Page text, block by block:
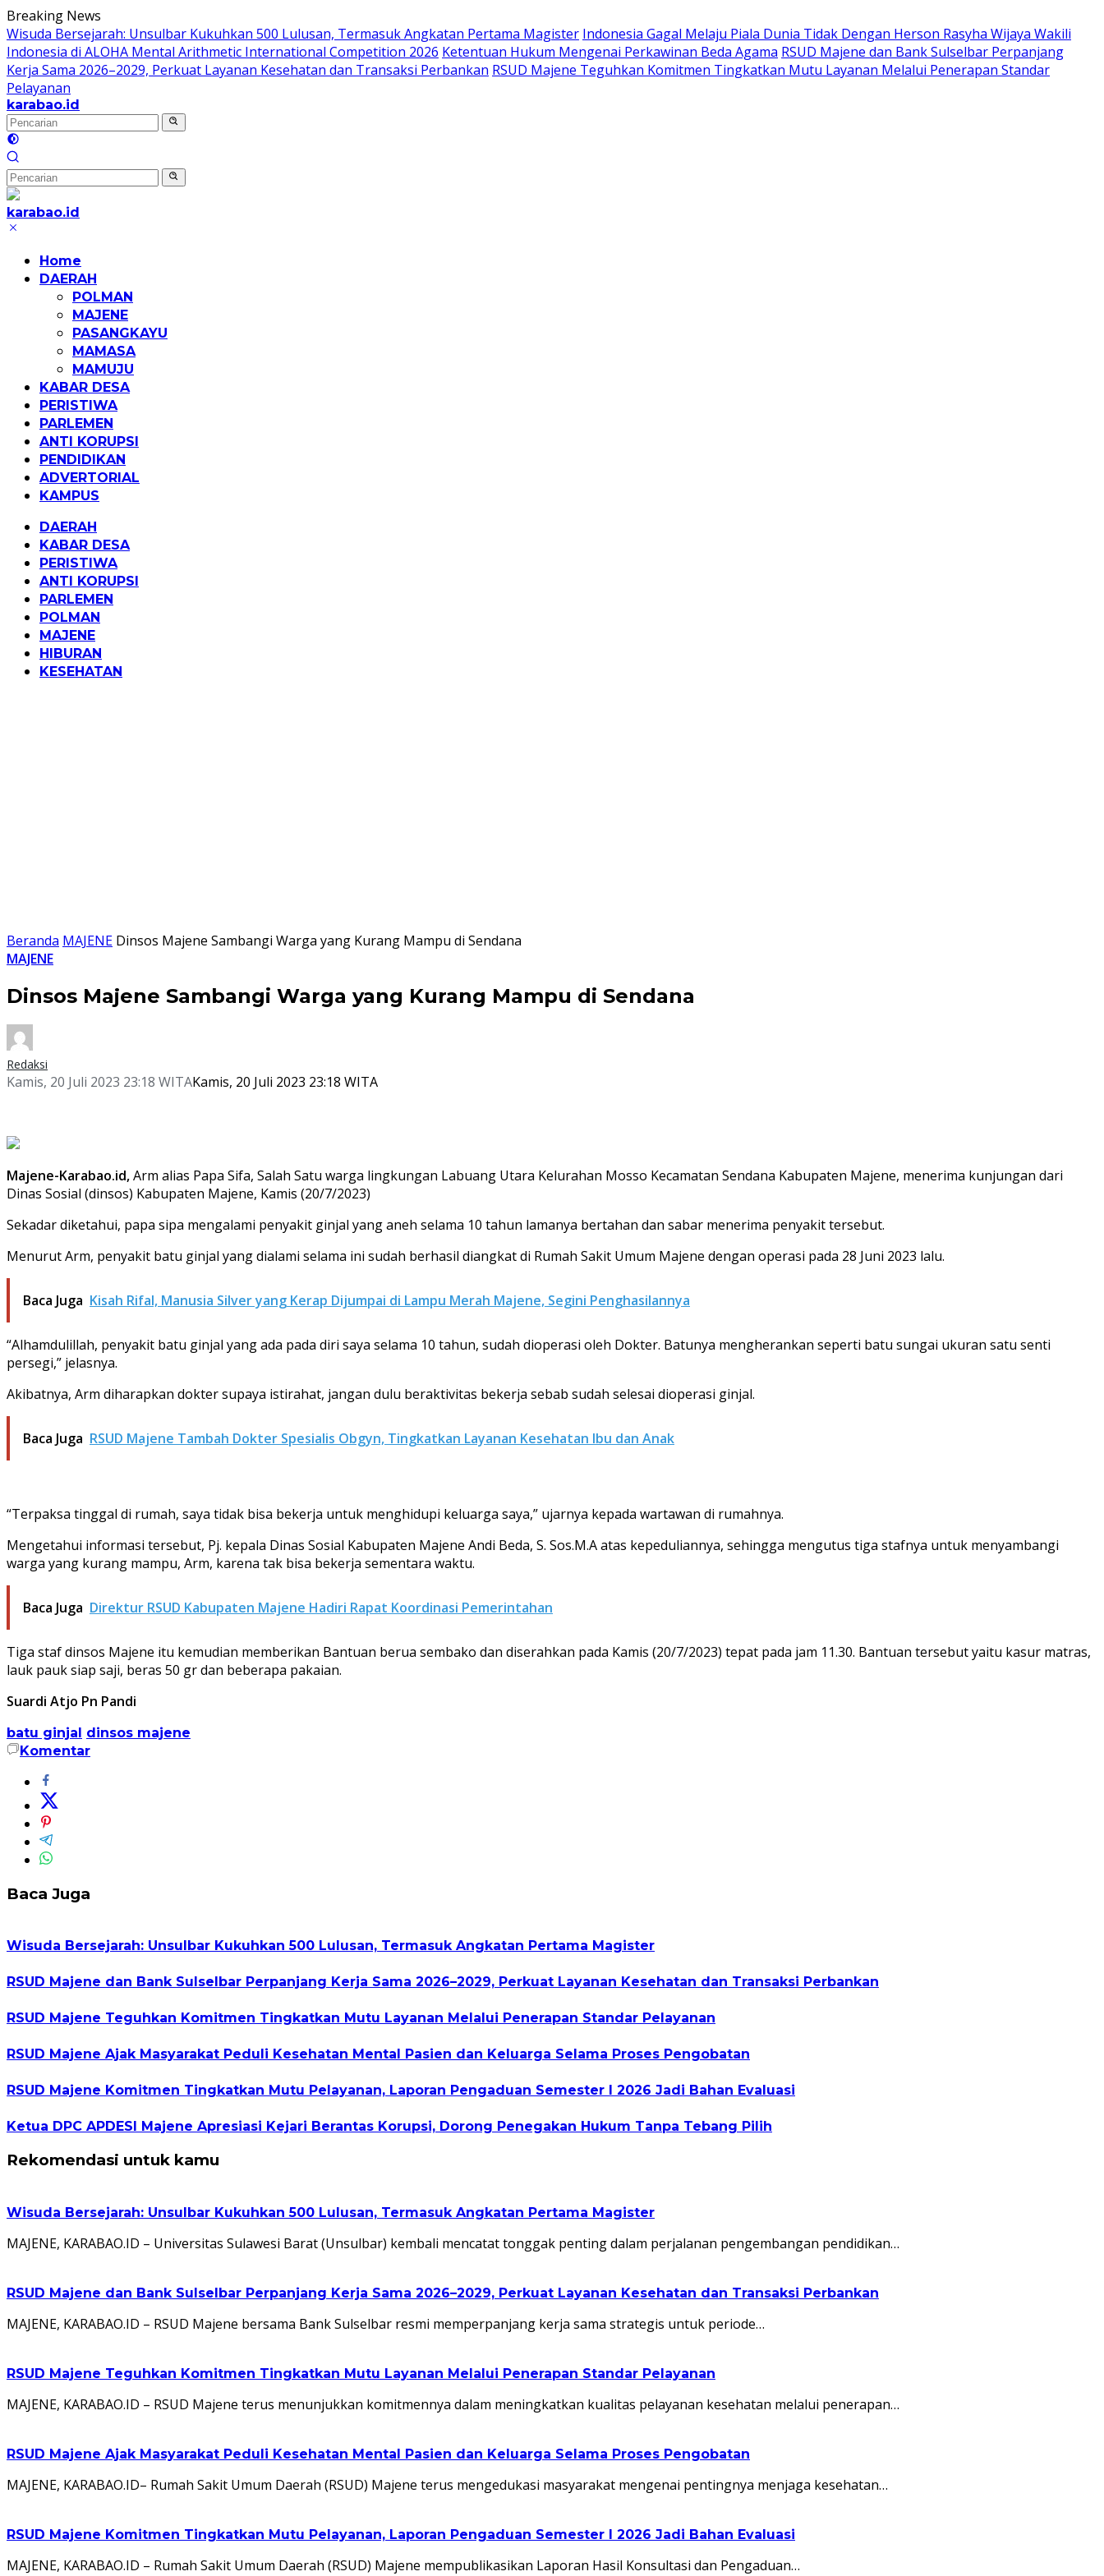
Langsung
ke
konten
Breaking News
Wisuda Bersejarah: Unsulbar Kukuhkan 500 Lulusan, Termasuk Angkatan Pertama Magister Indonesia Gagal Melaju Piala Dunia Tidak Dengan Herson Rasyha Wijaya Wakili
Indonesia di ALOHA Mental Arithmetic International Competition 2026 Ketentuan Hukum Mengenai Perkawinan Beda Agama RSUD Majene dan Bank Sulselbar Perpanjang
Kerja Sama 2026–2029, Perkuat Layanan Kesehatan dan Transaksi Perbankan RSUD Majene Teguhkan Komitmen Tingkatkan Mutu Layanan Melalui Penerapan Standar
Pelayanan
karabao.id
Tegas
dan
Tajam
karabao.id
Tegas
TajamHome
DAERAH
POLMAN
MAJENE
PASANGKAYU
MAMASA
MAMUJU
KABAR DESA
PERISTIWA
PARLEMEN
ANTI KORUPSI
PENDIDIKAN
ADVERTORIAL
KAMPUS
DAERAH
KABAR DESA
PERISTIWA
ANTI KORUPSI
PARLEMEN
POLMAN
MAJENE
HIBURAN
KESEHATAN
Beranda MAJENE Dinsos Majene Sambangi Warga yang Kurang Mampu di Sendana
MAJENE
Dinsos Majene Sambangi Warga yang Kurang Mampu di Sendana
Redaksi
Kamis, 20 Juli 2023 23:18 WITAKamis, 20 Juli 2023 23:18 WITA
Majene-Karabao.id,Arm alias Papa Sifa, Salah Satu warga lingkungan Labuang Utara Kelurahan Mosso Kecamatan Sendana Kabupaten Majene, menerima kunjungan dari
Dinas Sosial (dinsos) Kabupaten Majene, Kamis (20/7/2023)
Sekadar diketahui, papa sipa mengalami penyakit ginjal yang aneh selama 10 tahun lamanya bertahan dan sabar menerima penyakit tersebut.
Menurut Arm, penyakit batu ginjal yang dialami selama ini sudah berhasil diangkat di Rumah Sakit Umum Majene dengan operasi pada 28 Juni 2023 lalu.
Baca Juga Kisah Rifal, Manusia Silver yang Kerap Dijumpai di Lampu Merah Majene, Segini Penghasilannya
“Alhamdulillah, penyakit batu ginjal yang ada pada diri saya selama 10 tahun, sudah dioperasi oleh Dokter. Batunya mengherankan seperti batu sungai ukuran satu senti
persegi,” jelasnya.
Akibatnya, Arm diharapkan dokter supaya istirahat, jangan dulu beraktivitas bekerja sebab sudah selesai dioperasi ginjal.
Baca Juga RSUD Majene Tambah Dokter Spesialis Obgyn, Tingkatkan Layanan Kesehatan Ibu dan Anak
“Terpaksa tinggal di rumah, saya tidak bisa bekerja untuk menghidupi keluarga saya,” ujarnya kepada wartawan di rumahnya.
Mengetahui informasi tersebut, Pj. kepala Dinas Sosial Kabupaten Majene Andi Beda, S. Sos.M.A atas kepeduliannya, sehingga mengutus tiga stafnya untuk menyambangi
warga yang kurang mampu, Arm, karena tak bisa bekerja sementara waktu.
Baca Juga Direktur RSUD Kabupaten Majene Hadiri Rapat Koordinasi Pemerintahan
Tiga staf dinsos Majene itu kemudian memberikan Bantuan berua sembako dan diserahkan pada Kamis (20/7/2023) tepat pada jam 11.30. Bantuan tersebut yaitu kasur matras,
lauk pauk siap saji, beras 50 gr dan beberapa pakaian.
Suardi Atjo Pn Pandi
batu ginjal dinsos majene
Komentar
Baca Juga
Wisuda Bersejarah: Unsulbar Kukuhkan 500 Lulusan, Termasuk Angkatan Pertama Magister
RSUD Majene dan Bank Sulselbar Perpanjang Kerja Sama 2026–2029, Perkuat Layanan Kesehatan dan Transaksi Perbankan
RSUD Majene Teguhkan Komitmen Tingkatkan Mutu Layanan Melalui Penerapan Standar Pelayanan
RSUD Majene Ajak Masyarakat Peduli Kesehatan Mental Pasien dan Keluarga Selama Proses Pengobatan
RSUD Majene Komitmen Tingkatkan Mutu Pelayanan, Laporan Pengaduan Semester I 2026 Jadi Bahan Evaluasi
Ketua DPC APDESI Majene Apresiasi Kejari Berantas Korupsi, Dorong Penegakan Hukum Tanpa Tebang Pilih
Rekomendasi untuk kamu
Wisuda Bersejarah: Unsulbar Kukuhkan 500 Lulusan, Termasuk Angkatan Pertama Magister
MAJENE, KARABAO.ID – Universitas Sulawesi Barat (Unsulbar) kembali mencatat tonggak penting dalam perjalanan pengembangan pendidikan…
RSUD Majene dan Bank Sulselbar Perpanjang Kerja Sama 2026–2029, Perkuat Layanan Kesehatan dan Transaksi Perbankan
MAJENE, KARABAO.ID – RSUD Majene bersama Bank Sulselbar resmi memperpanjang kerja sama strategis untuk periode…
RSUD Majene Teguhkan Komitmen Tingkatkan Mutu Layanan Melalui Penerapan Standar Pelayanan
MAJENE, KARABAO.ID – RSUD Majene terus menunjukkan komitmennya dalam meningkatkan kualitas pelayanan kesehatan melalui penerapan…
RSUD Majene Ajak Masyarakat Peduli Kesehatan Mental Pasien dan Keluarga Selama Proses Pengobatan
MAJENE, KARABAO.ID– Rumah Sakit Umum Daerah (RSUD) Majene terus mengedukasi masyarakat mengenai pentingnya menjaga kesehatan…
RSUD Majene Komitmen Tingkatkan Mutu Pelayanan, Laporan Pengaduan Semester I 2026 Jadi Bahan Evaluasi
MAJENE, KARABAO.ID – Rumah Sakit Umum Daerah (RSUD) Majene mempublikasikan Laporan Hasil Konsultasi dan Pengaduan…